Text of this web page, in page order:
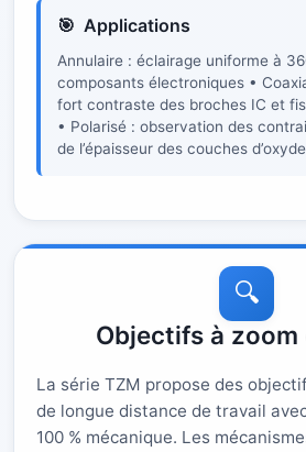
Applications
Annulaire : éclairage uniforme à
composants électroniques •
fort contraste des broches IC et
• Polarisé : observation des
de l’épaisseur des couches d’oxyde
🔍
Objectifs à
La série TZM propose des
de longue distance de travail
100 % mécanique. Les